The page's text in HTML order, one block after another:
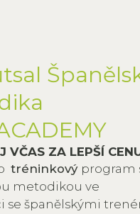
VČAS ZA LEPŠÍ
tréninkový program
metodikou ve
se španělskými